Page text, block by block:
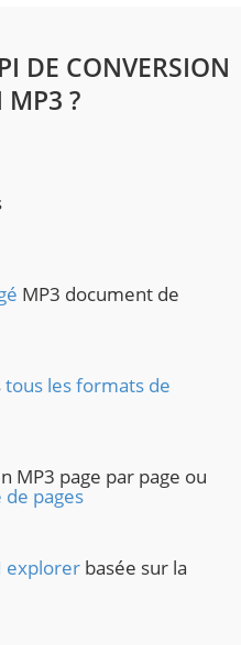
DE CONVERSION
MP3 ?
MP3 document de
tous les formats de
MP3 page par page ou
de pages
explorer basée sur la